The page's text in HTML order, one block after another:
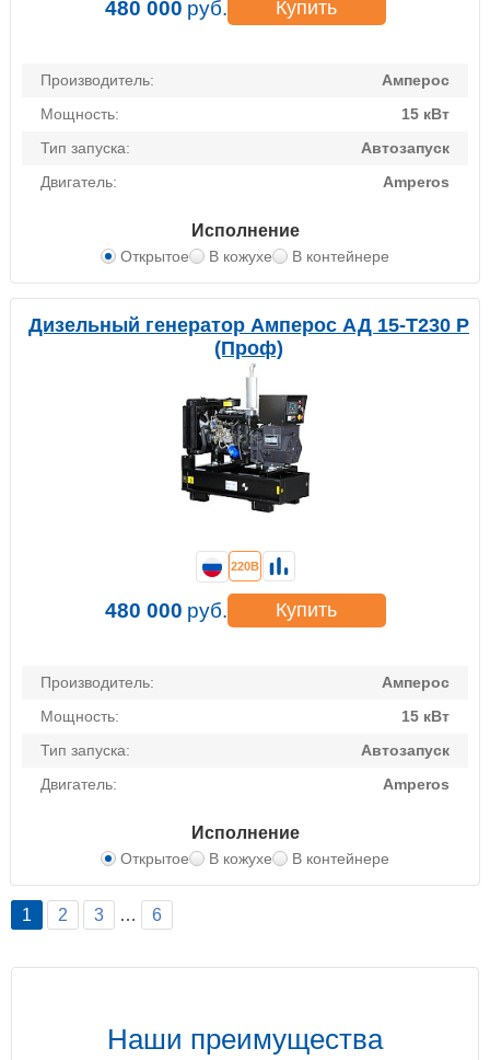
Производитель:
Амперос
Мощность:
15 кВт
Тип запуска:
Автозапуск
Двигатель:
Amperos
Исполнение
Открытое В кожухе В контейнере
480 000 руб. Купить
Дизельный генератор Амперос АД 15-Т230 P
(Проф)
Производитель:
Амперос
Мощность:
15 кВт
Тип запуска:
Автозапуск
Двигатель:
Amperos
Исполнение
Открытое В кожухе В контейнере
220В
480 000 руб. Купить
1 2 3 … 6
Наши преимущества